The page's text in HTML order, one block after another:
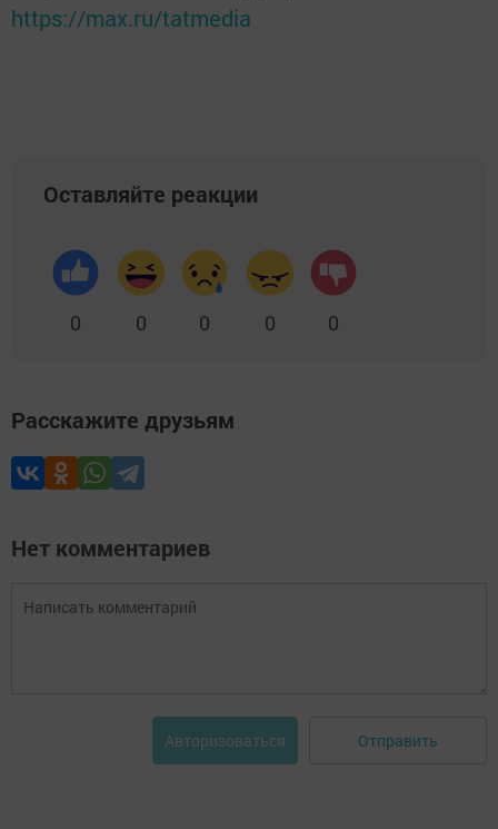
https://max.ru/tatmedia
Оставляйте реакции
0 0 0 0 0
Расскажите друзьям
Нет комментариев
Авторизоваться Отправить